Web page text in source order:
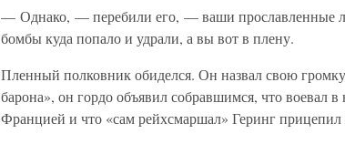
— Однако, — перебили его, — ваши прославленные
бомбы куда попало и удрали, а вы вот в плену.
Пленный полковник обиделся. Он назвал свою
барона», он гордо объявил собравшимся, что воевал
Францией и что «сам рейхсмаршал» Геринг прицепил